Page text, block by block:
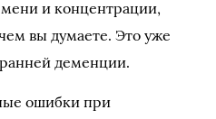
и концентрации,
вы думаете. Это уже
деменции.
ошибки при